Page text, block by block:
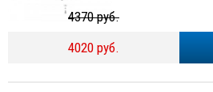
4370 руб.
4020 руб.